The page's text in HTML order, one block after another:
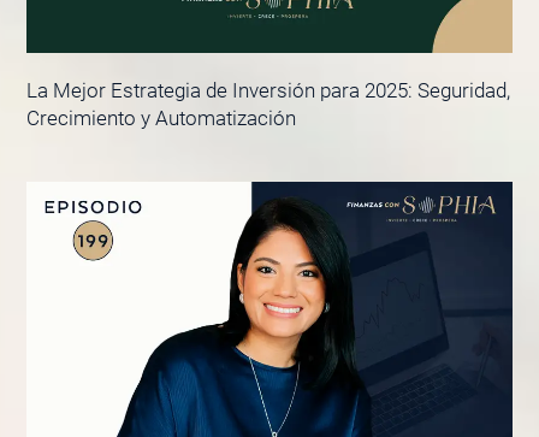
La Mejor Estrategia de Inversión para 2025: Seguridad,
Crecimiento y Automatización